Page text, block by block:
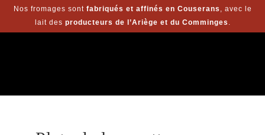
Nos fromages sont fabriqués et affinés en Couserans , avec le
lait des producteurs de l’Ariège et du Comminges .